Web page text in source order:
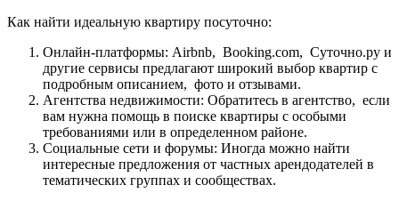
Как найти идеальную квартиру посуточно:
Онлайн-платформы: Airbnb, Booking.com, Суточно.ру и
другие сервисы предлагают широкий выбор квартир с
подробным описанием, фото и отзывами.
Агентства недвижимости: Обратитесь в агентство, если
вам нужна помощь в поиске квартиры с особыми
требованиями или в определенном районе.
Социальные сети и форумы: Иногда можно найти
интересные предложения от частных арендодателей в
тематических группах и сообществах.